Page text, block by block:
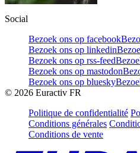
Social
Bezoek ons op facebook
Bezoek ons op linkedin
Bezoek ons op rss-feed
Bezoek ons op mastodon
Bezoek ons op bluesky
© 2026 Euractiv FR
Politique de confidentialité
Conditions générales
Conditions de vente